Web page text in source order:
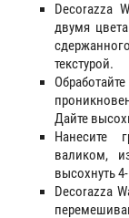
Decorazza
двумя
текстурой.
Дайте
Нанесите
валиком,
высохнуть
Decorazza